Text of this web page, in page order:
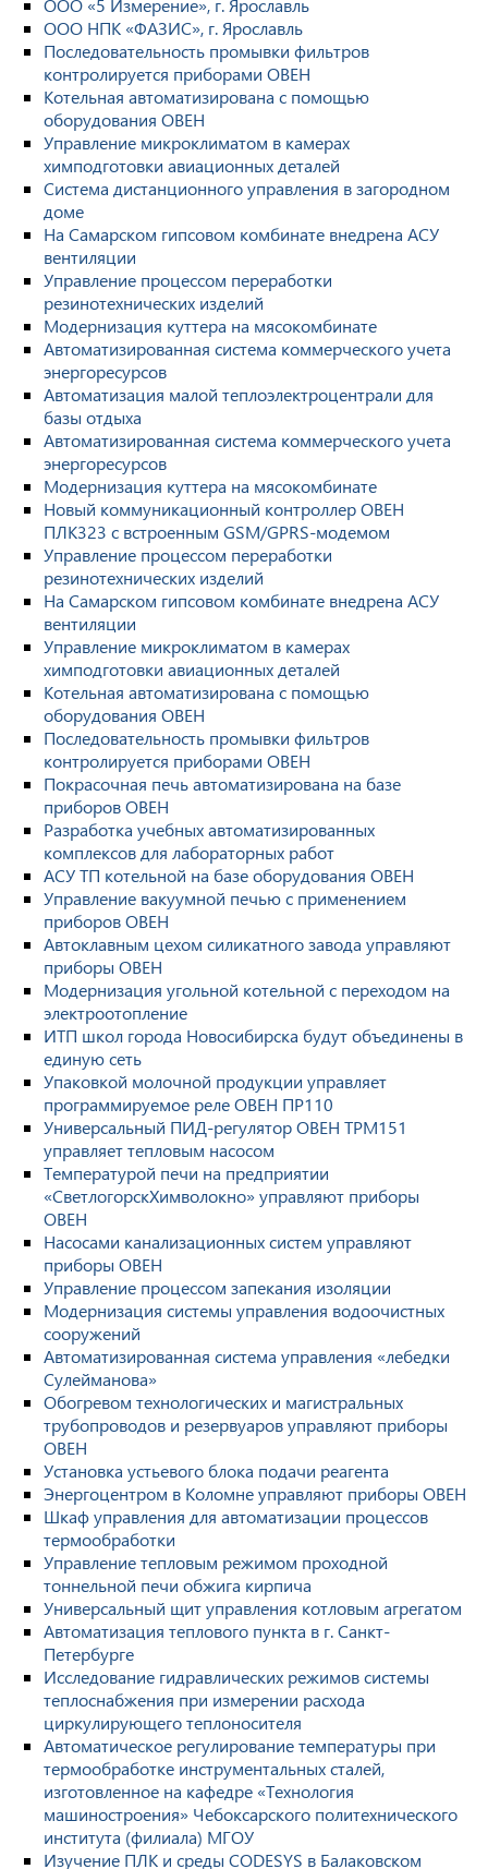
ООО «5 Измерение», г. Ярославль
ООО НПК «ФАЗИС», г. Ярославль
Последовательность промывки фильтров
контролируется приборами ОВЕН
Котельная автоматизирована с помощью
оборудования ОВЕН
Управление микроклиматом в камерах
химподготовки авиационных деталей
Система дистанционного управления в загородном
доме
На Самарском гипсовом комбинате внедрена АСУ
вентиляции
Управление процессом переработки
резинотехнических изделий
Модернизация куттера на мясокомбинате
Автоматизированная система коммерческого учета
энергоресурсов
Автоматизация малой теплоэлектроцентрали для
базы отдыха
Автоматизированная система коммерческого учета
энергоресурсов
Модернизация куттера на мясокомбинате
Новый коммуникационный контроллер ОВЕН
ПЛК323 с встроенным GSM/GPRS-модемом
Управление процессом переработки
резинотехнических изделий
На Самарском гипсовом комбинате внедрена АСУ
вентиляции
Управление микроклиматом в камерах
химподготовки авиационных деталей
Котельная автоматизирована с помощью
оборудования ОВЕН
Последовательность промывки фильтров
контролируется приборами ОВЕН
Покрасочная печь автоматизирована на базе
приборов ОВЕН
Разработка учебных автоматизированных
комплексов для лабораторных работ
АСУ ТП котельной на базе оборудования ОВЕН
Управление вакуумной печью с применением
приборов ОВЕН
Автоклавным цехом силикатного завода управляют
приборы ОВЕН
Модернизация угольной котельной с переходом на
электроотопление
ИТП школ города Новосибирска будут объединены в
единую сеть
Упаковкой молочной продукции управляет
программируемое реле ОВЕН ПР110
Универсальный ПИД-регулятор ОВЕН ТРМ151
управляет тепловым насосом
Температурой печи на предприятии
«СветлогорскХимволокно» управляют приборы
ОВЕН
Насосами канализационных систем управляют
приборы ОВЕН
Управление процессом запекания изоляции
Модернизация системы управления водоочистных
сооружений
Автоматизированная система управления «лебедки
Сулейманова»
Обогревом технологических и магистральных
трубопроводов и резервуаров управляют приборы
ОВЕН
Установка устьевого блока подачи реагента
Энергоцентром в Коломне управляют приборы ОВЕН
Шкаф управления для автоматизации процессов
термообработки
Управление тепловым режимом проходной
тоннельной печи обжига кирпича
Универсальный щит управления котловым агрегатом
Автоматизация теплового пункта в г. Санкт-
Петербурге
Исследование гидравлических режимов системы
теплоснабжения при измерении расхода
циркулирующего теплоносителя
Автоматическое регулирование температуры при
термообработке инструментальных сталей,
изготовленное на кафедре «Технология
машиностроения» Чебоксарского политехнического
института (филиала) МГОУ
Изучение ПЛК и среды CODESYS в Балаковском